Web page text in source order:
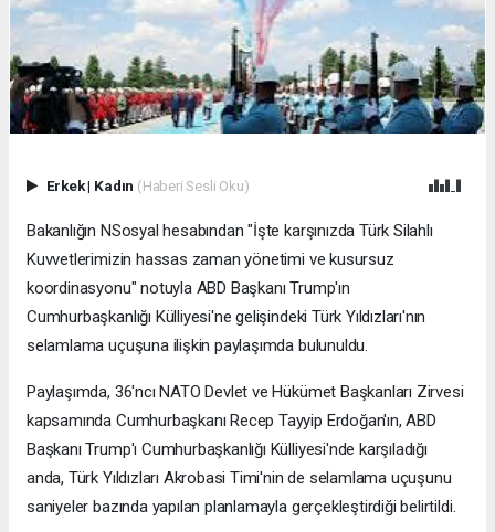
Erkek| Kadın (Haberi Sesli Oku)
Bakanlığın NSosyal hesabından "İşte karşınızda Türk Silahlı
Kuvvetlerimizin hassas zaman yönetimi ve kusursuz
koordinasyonu" notuyla ABD Başkanı Trump'ın
Cumhurbaşkanlığı Külliyesi'ne gelişindeki Türk Yıldızları'nın
selamlama uçuşuna ilişkin paylaşımda bulunuldu.
Paylaşımda, 36'ncı NATO Devlet ve Hükümet Başkanları Zirvesi
kapsamında Cumhurbaşkanı Recep Tayyip Erdoğan'ın, ABD
Başkanı Trump'ı Cumhurbaşkanlığı Külliyesi'nde karşıladığı
anda, Türk Yıldızları Akrobasi Timi'nin de selamlama uçuşunu
saniyeler bazında yapılan planlamayla gerçekleştirdiği belirtildi.